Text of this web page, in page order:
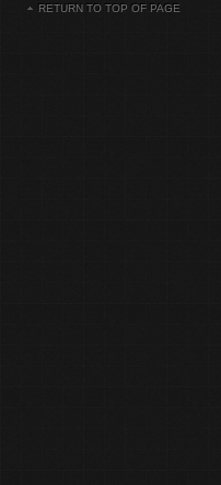
RETURN TO TOP OF PAGE